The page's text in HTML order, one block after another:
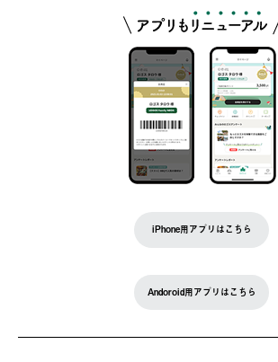
iPhone用アプリはこちら
Andoroid用アプリはこちら